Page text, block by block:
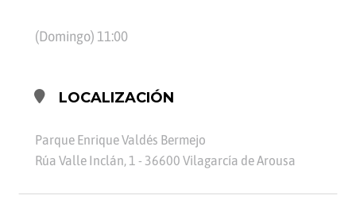
(Domingo) 11:00
LOCALIZACIÓN
Parque Enrique Valdés Bermejo
Rúa Valle Inclán, 1 - 36600 Vilagarcía de Arousa